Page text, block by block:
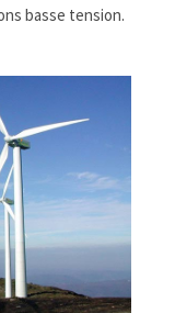
basse tension.